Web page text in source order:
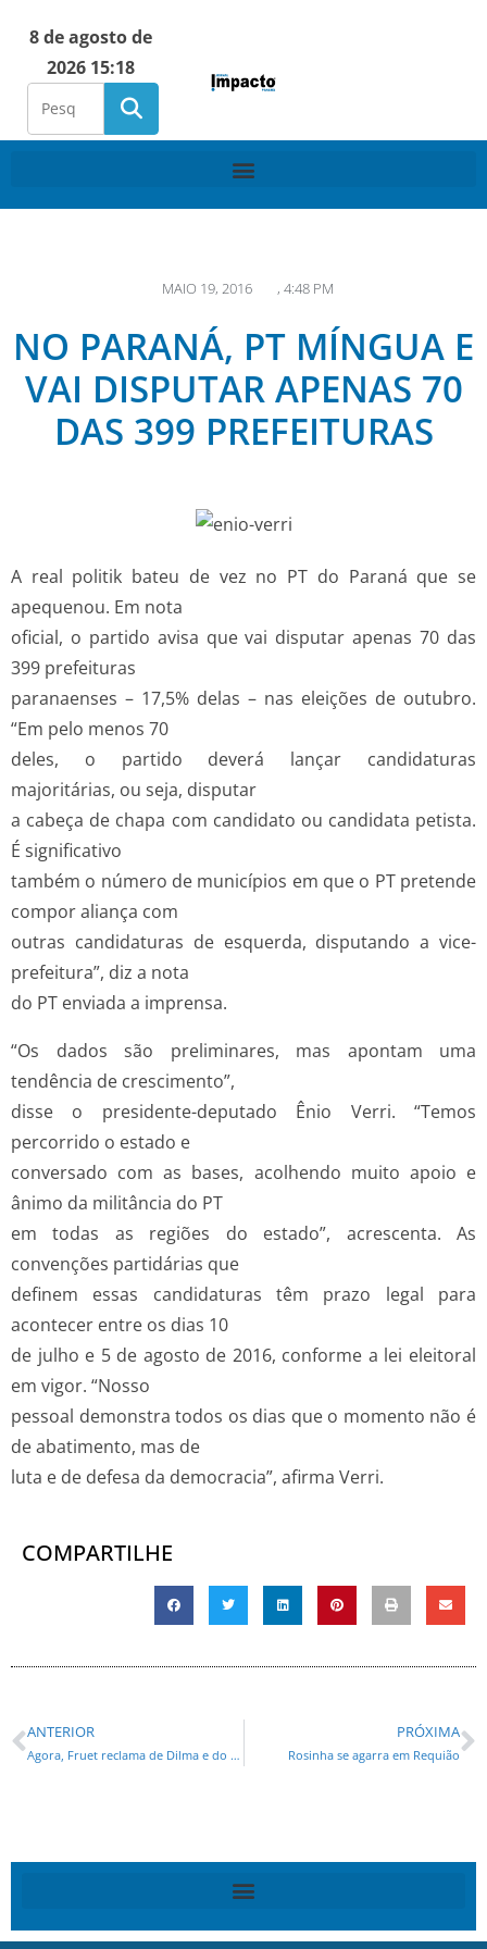
8 de agosto de
2026 15:18
MAIO 19, 2016 , 4:48 PM
NO PARANÁ, PT MÍNGUA E
VAI DISPUTAR APENAS 70
DAS 399 PREFEITURAS
A real politik bateu de vez no PT do Paraná que se
apequenou. Em nota
oficial, o partido avisa que vai disputar apenas 70 das
399 prefeituras
paranaenses – 17,5% delas – nas eleições de outubro.
“Em pelo menos 70
deles, o partido deverá lançar candidaturas
majoritárias, ou seja, disputar
a cabeça de chapa com candidato ou candidata petista.
É significativo
também o número de municípios em que o PT pretende
compor aliança com
outras candidaturas de esquerda, disputando a vice-
prefeitura”, diz a nota
do PT enviada a imprensa.
“Os dados são preliminares, mas apontam uma
tendência de crescimento”,
disse o presidente-deputado Ênio Verri. “Temos
percorrido o estado e
conversado com as bases, acolhendo muito apoio e
ânimo da militância do PT
em todas as regiões do estado”, acrescenta. As
convenções partidárias que
definem essas candidaturas têm prazo legal para
acontecer entre os dias 10
de julho e 5 de agosto de 2016, conforme a lei eleitoral
em vigor. “Nosso
pessoal demonstra todos os dias que o momento não é
de abatimento, mas de
luta e de defesa da democracia”, afirma Verri.
COMPARTILHE
ANTERIOR
Agora, Fruet reclama de Dilma e do PT
PRÓXIMA
Rosinha se agarra em Requião